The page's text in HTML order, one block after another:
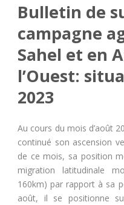
Bulletin de
campagne
Sahel et en
l’Ouest:
2023
Au cours du mois d’août
continué son ascension
de ce mois, sa position
migration latitudinale
160km) par rapport à sa
août, il se positionne